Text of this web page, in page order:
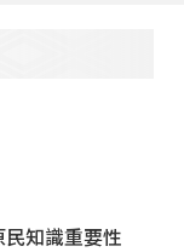
知識重要性